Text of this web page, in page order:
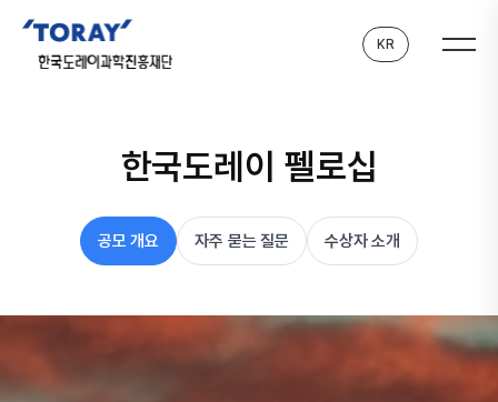
KR
한국도레이 펠로십
공모 개요 자주 묻는 질문 수상자 소개